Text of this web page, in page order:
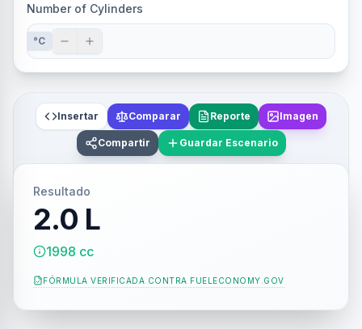
Number of Cylinders
°C
Insertar Comparar Reporte Imagen
Compartir Guardar Escenario
Resultado
2.0 L
1998 cc
FÓRMULA VERIFICADA CONTRA FUELECONOMY.GOV